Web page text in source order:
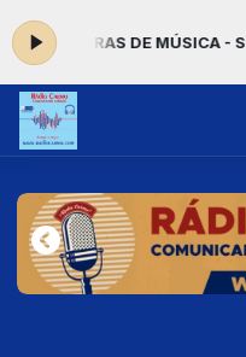
DE MÚSICA - SEM